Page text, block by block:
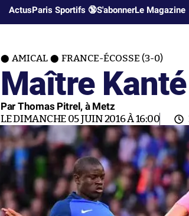
ActusParis Sportifs 🔞S'abonnerLe Magazine
AMICAL FRANCE-ÉCOSSE (3-0)
Maître Kanté
Par Thomas Pitrel, à Metz
LE DIMANCHE 05 JUIN 2016 À 16:00